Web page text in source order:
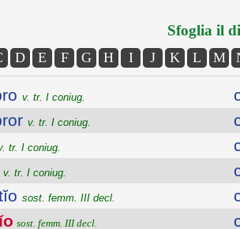
Sfoglia il
D E F G H I J K L M
v. tr. I coniug.
v. tr. I coniug.
tr. I coniug.
v. tr. I coniug.
sost. femm. III decl.
sost. femm. III decl.